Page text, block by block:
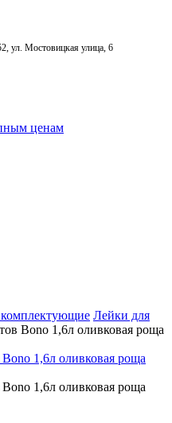
ул. Мостовицкая улица, 6
Лейки для
Bono 1,6л оливковая роща